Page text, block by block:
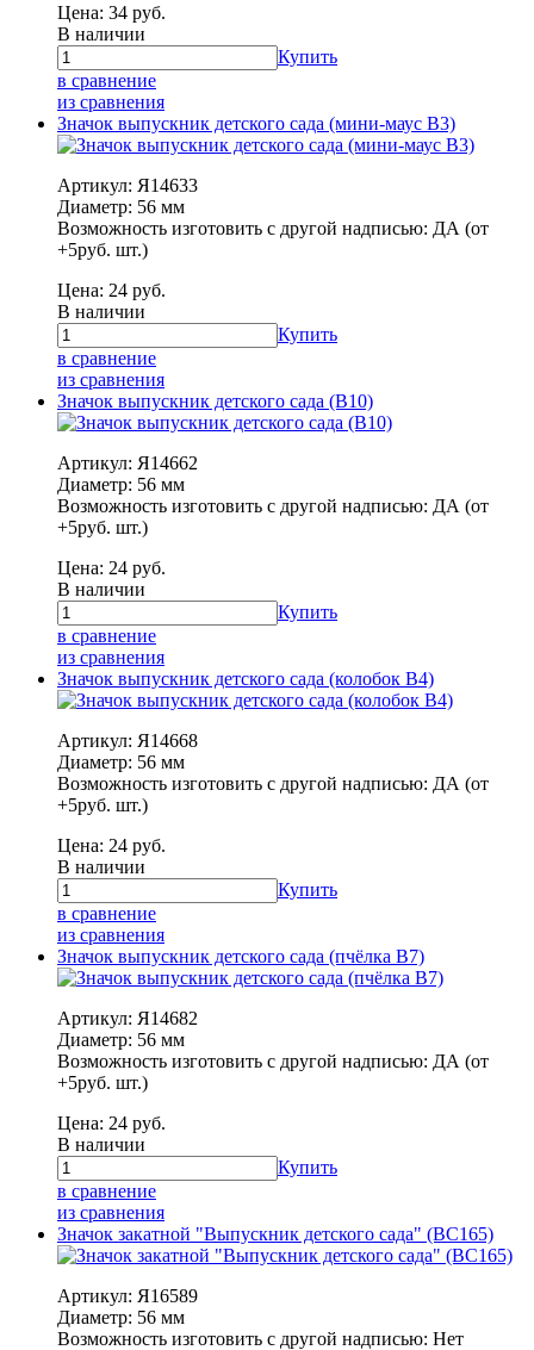
Цена: 34 руб.
В наличии
Купить
в сравнение
из сравнения
Значок выпускник детского сада (мини-маус В3)
Артикул: Я14633
Диаметр: 56 мм
Возможность изготовить с другой надписью: ДА (от
+5руб. шт.)
Цена: 24 руб.
В наличии
Купить
в сравнение
из сравнения
Значок выпускник детского сада (В10)
Артикул: Я14662
Диаметр: 56 мм
Возможность изготовить с другой надписью: ДА (от
+5руб. шт.)
Цена: 24 руб.
В наличии
Купить
в сравнение
из сравнения
Значок выпускник детского сада (колобок В4)
Артикул: Я14668
Диаметр: 56 мм
Возможность изготовить с другой надписью: ДА (от
+5руб. шт.)
Цена: 24 руб.
В наличии
Купить
в сравнение
из сравнения
Значок выпускник детского сада (пчёлка В7)
Артикул: Я14682
Диаметр: 56 мм
Возможность изготовить с другой надписью: ДА (от
+5руб. шт.)
Цена: 24 руб.
В наличии
Купить
в сравнение
из сравнения
Значок закатной "Выпускник детского сада" (ВС165)
Артикул: Я16589
Диаметр: 56 мм
Возможность изготовить с другой надписью: Нет